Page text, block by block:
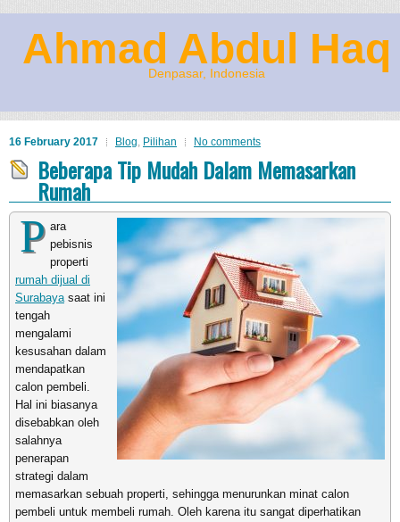
Ahmad Abdul Haq
Denpasar, Indonesia
16 February 2017 Blog, Pilihan No comments
Beberapa Tip Mudah Dalam Memasarkan
Rumah
P ara
pebisnis
properti
rumah dijual di
Surabayasaat ini
tengah
mengalami
kesusahan dalam
mendapatkan
calon pembeli.
Hal ini biasanya
disebabkan oleh
salahnya
penerapan
strategi dalam
memasarkan sebuah properti, sehingga menurunkan minat calon
pembeli untuk membeli rumah. Oleh karena itu sangat diperhatikan